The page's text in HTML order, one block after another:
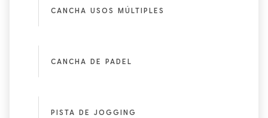
CANCHA USOS MÚLTIPLES
CANCHA DE PADEL
PISTA DE JOGGING